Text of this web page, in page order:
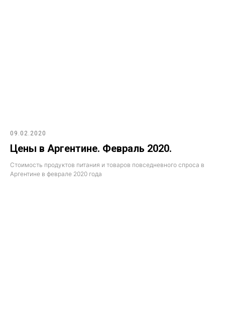
09.02.2020
Цены в Аргентине. Февраль 2020.
Стоимость продуктов питания и товаров повседневного спроса в
Аргентине в феврале 2020 года